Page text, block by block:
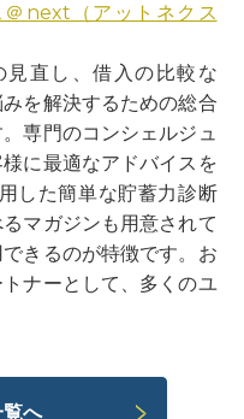
next（アットネクス
直し、借入の比較な
を解決するための総合
専門のコンシェルジュ
に最適なアドバイスを
した簡単な貯蓄力診断
マガジンも用意されて
きるのが特徴です。お
ナーとして、多くのユ
へ